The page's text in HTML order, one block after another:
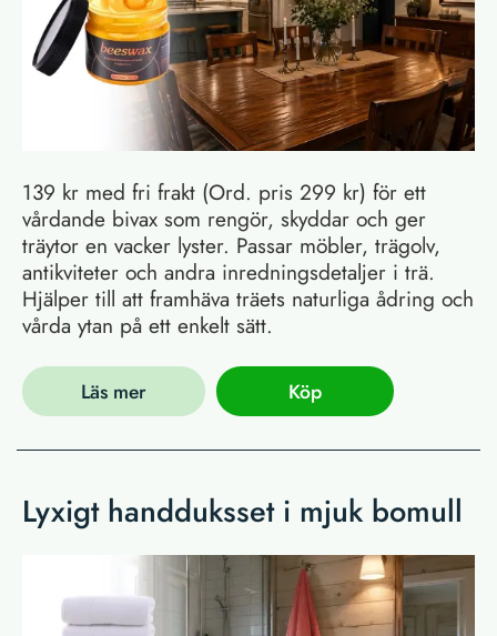
139 kr med fri frakt (Ord. pris 299 kr) för ett
vårdande bivax som rengör, skyddar och ger
träytor en vacker lyster. Passar möbler, trägolv,
antikviteter och andra inredningsdetaljer i trä.
Hjälper till att framhäva träets naturliga ådring och
vårda ytan på ett enkelt sätt.
Läs mer Köp
Lyxigt handduksset i mjuk bomull